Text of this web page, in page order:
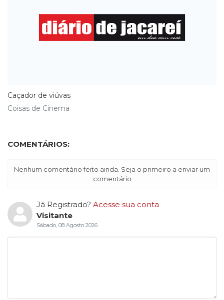
Caçador de viúvas
Coisas de Cinema
COMENTÁRIOS:
Nenhum comentário feito ainda. Seja o primeiro a enviar um
comentário
Já Registrado? Acesse sua conta
Visitante
Sábado, 08 Agosto 2026